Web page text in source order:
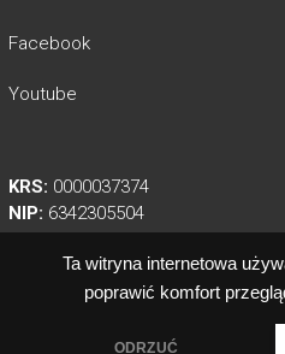
Ta witryna internetowa
poprawić komfort
ODRZUĆ
Facebook
Youtube
KRS: 0000037374
NIP: 6342305504